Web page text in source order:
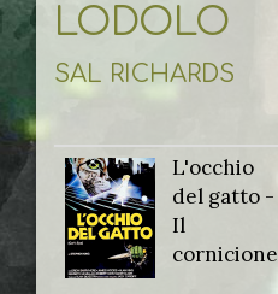
LODOLO
SAL RICHARDS
L'occhio
del gatto -
Il
cornicione